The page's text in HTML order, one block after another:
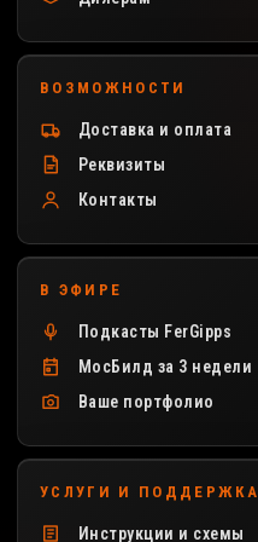
ВОЗМОЖНОСТИ
Доставка и оплата
Реквизиты
Контакты
В ЭФИРЕ
Подкасты FerGipps
МосБилд за 3 недели
Ваше портфолио
УСЛУГИ И ПОДДЕРЖКА
Инструкции и схемы